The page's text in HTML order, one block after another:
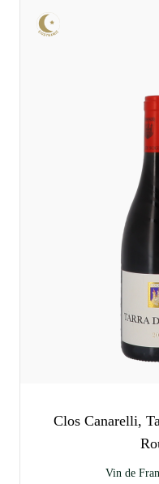
Clos Canarelli,
Vin de